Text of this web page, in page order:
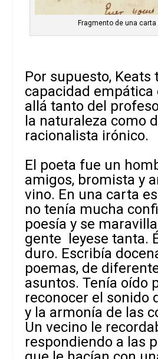
Fragmento de una carta
Por supuesto, Keats
capacidad empática
allá tanto del
la naturaleza como
racionalista irónico.
El poeta fue un
amigos, bromista y
vino. En una carta
no tenía mucha
poesía y se
gente leyese tanta.
duro. Escribía
poemas, de
asuntos. Tenía oído
reconocer el sonido
y la armonía de las
Un vecino le
respondiendo a las